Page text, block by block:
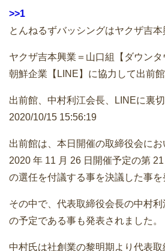
>>1
とんねるずバッシングはヤクザ吉
ヤクザ吉本興業＝山口組【ダウンタ
朝鮮企業【LINE】に協力して出前
出前館、中村利江会長、LINEに裏
2020/10/15 15:56:19
出前館は、本日開催の取締役会にお
2020 年 11 月 26 日開催予定の第
の選任を付議する事を決議した事を
その中で、代表取締役会長の中村
の予定である事も発表されました。
中村氏は社創業の黎明期より代表